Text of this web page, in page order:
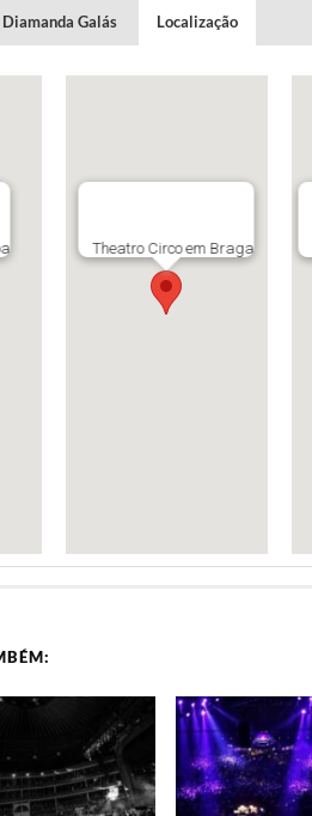
Galás Localização
Theatro Circo em Braga